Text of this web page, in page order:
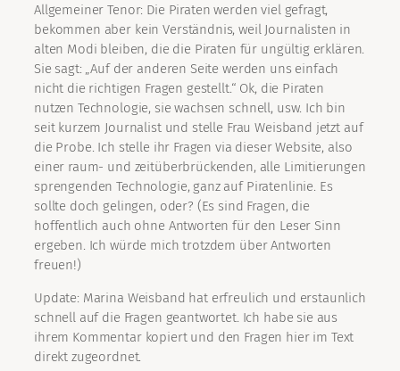
Allgemeiner Tenor: Die Piraten werden viel gefragt,
bekommen aber kein Verständnis, weil Journalisten in
alten Modi bleiben, die die Piraten für ungültig erklären.
Sie sagt: „Auf der anderen Seite werden uns einfach
nicht die richtigen Fragen gestellt.“ Ok, die Piraten
nutzen Technologie, sie wachsen schnell, usw. Ich bin
seit kurzem Journalist und stelle Frau Weisband jetzt auf
die Probe. Ich stelle ihr Fragen via dieser Website, also
einer raum- und zeitüberbrückenden, alle Limitierungen
sprengenden Technologie, ganz auf Piratenlinie. Es
sollte doch gelingen, oder? (Es sind Fragen, die
hoffentlich auch ohne Antworten für den Leser Sinn
ergeben. Ich würde mich trotzdem über Antworten
freuen!)
Update: Marina Weisband hat erfreulich und erstaunlich
schnell auf die Fragen geantwortet. Ich habe sie aus
ihrem Kommentar kopiert und den Fragen hier im Text
direkt zugeordnet.